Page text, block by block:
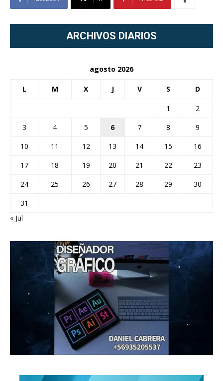
ARCHIVOS DIARIOS
agosto 2026
L M X J V S D
1
2
3
4 5 6 7 8
9
10
11 12 13 14 15
16
17
18 19 20 21 22
23
24
25 26 27 28 29
30
31
« Jul